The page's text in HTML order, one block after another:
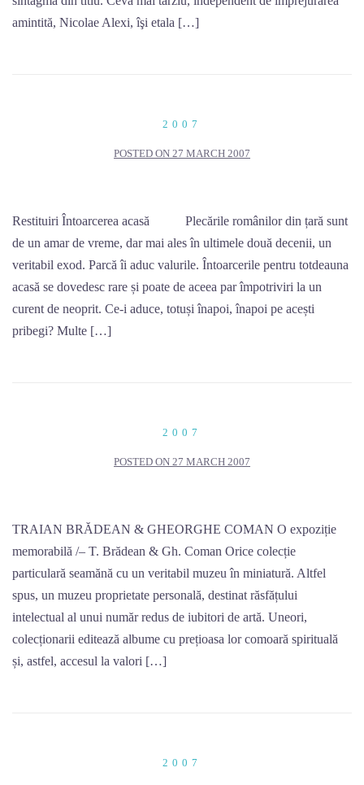
amintită, Nicolae Alexi, îşi etala […]
2007
POSTED ON 27 MARCH 2007
Restituiri Întoarcerea acasă Plecările românilor din țară sunt
de un amar de vreme, dar mai ales în ultimele două decenii, un
veritabil exod. Parcă îi aduc valurile. Întoarcerile pentru totdeauna
acasă se dovedesc rare și poate de aceea par împotriviri la un
curent de neoprit. Ce-i aduce, totuși înapoi, înapoi pe acești
pribegi? Multe […]
2007
POSTED ON 27 MARCH 2007
TRAIAN BRĂDEAN & GHEORGHE COMAN O expoziție
memorabilă /– T. Brădean & Gh. Coman Orice colecție
particulară seamănă cu un veritabil muzeu în miniatură. Altfel
spus, un muzeu proprietate personală, destinat răsfățului
intelectual al unui număr redus de iubitori de artă. Uneori,
colecționarii editează albume cu prețioasa lor comoară spirituală
și, astfel, accesul la valori […]
2007